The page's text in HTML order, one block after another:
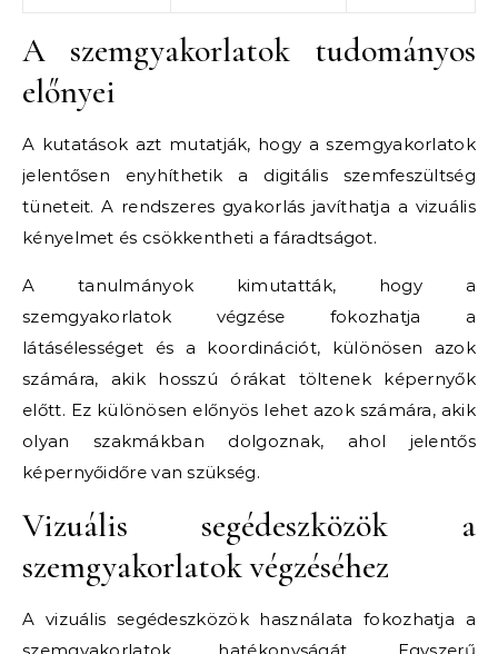
A szemgyakorlatok tudományos
előnyei
A kutatások azt mutatják, hogy a szemgyakorlatok
jelentősen enyhíthetik a digitális szemfeszültség
tüneteit. A rendszeres gyakorlás javíthatja a vizuális
kényelmet és csökkentheti a fáradtságot.
A tanulmányok kimutatták, hogy a
szemgyakorlatok végzése fokozhatja a
látásélességet és a koordinációt, különösen azok
számára, akik hosszú órákat töltenek képernyők
előtt. Ez különösen előnyös lehet azok számára, akik
olyan szakmákban dolgoznak, ahol jelentős
képernyőidőre van szükség.
Vizuális segédeszközök a
szemgyakorlatok végzéséhez
A vizuális segédeszközök használata fokozhatja a